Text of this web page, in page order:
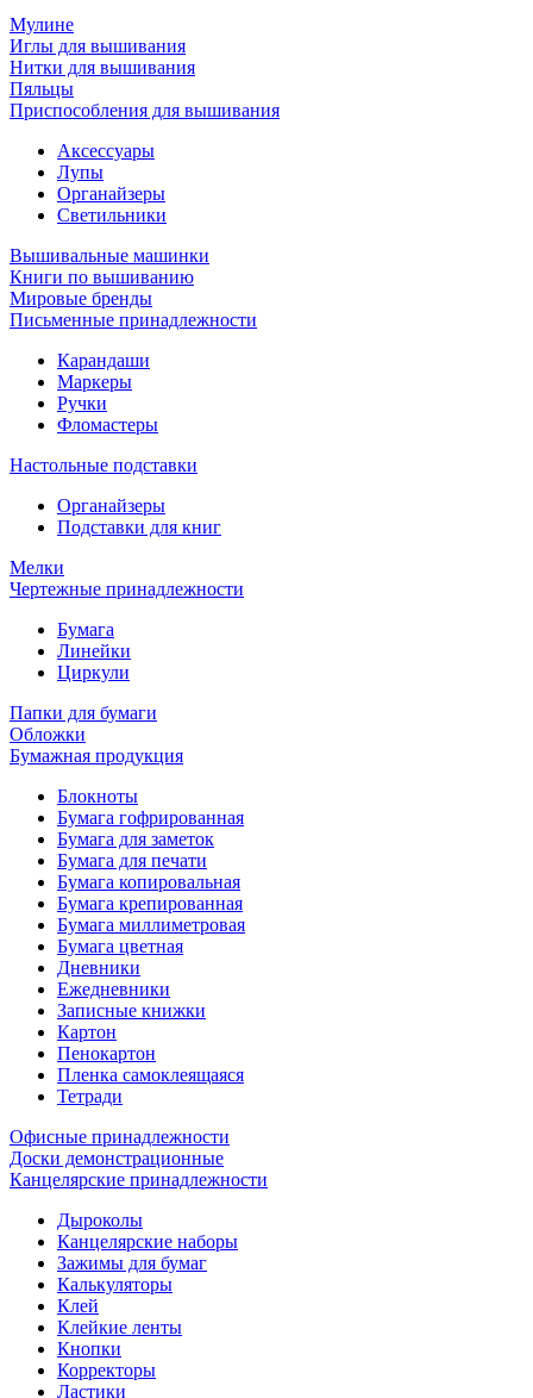
Мулине
Иглы для вышивания
Нитки для вышивания
Пяльцы
Приспособления для вышивания
Аксессуары
Лупы
Органайзеры
Светильники
Вышивальные машинки
Книги по вышиванию
Мировые бренды
Письменные принадлежности
Карандаши
Маркеры
Ручки
Фломастеры
Настольные подставки
Органайзеры
Подставки для книг
Мелки
Чертежные принадлежности
Бумага
Линейки
Циркули
Папки для бумаги
Обложки
Бумажная продукция
Блокноты
Бумага гофрированная
Бумага для заметок
Бумага для печати
Бумага копировальная
Бумага крепированная
Бумага миллиметровая
Бумага цветная
Дневники
Ежедневники
Записные книжки
Картон
Пенокартон
Пленка самоклеящаяся
Тетради
Офисные принадлежности
Доски демонстрационные
Канцелярские принадлежности
Дыроколы
Канцелярские наборы
Зажимы для бумаг
Калькуляторы
Клей
Клейкие ленты
Кнопки
Корректоры
Ластики